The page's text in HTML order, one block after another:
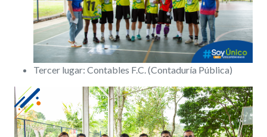
Tercer lugar: Contables F.C. (Contaduría Pública)